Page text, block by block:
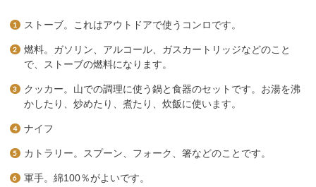
ストーブ。これはアウトドアで使うコンロです。
燃料。ガソリン、アルコール、ガスカートリッジなどのこと
で、ストーブの燃料になります。
クッカー。山での調理に使う鍋と食器のセットです。お湯を沸
かしたり、炒めたり、煮たり、炊飯に使います。
ナイフ
カトラリー。スプーン、フォーク、箸などのことです。
軍手。綿100％がよいです。